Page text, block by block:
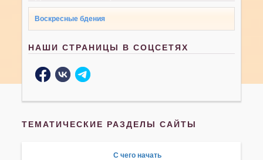
Воскресные бдения
НАШИ СТРАНИЦЫ В СОЦСЕТЯХ
ТЕМАТИЧЕСКИЕ РАЗДЕЛЫ САЙТЫ
С чего начать